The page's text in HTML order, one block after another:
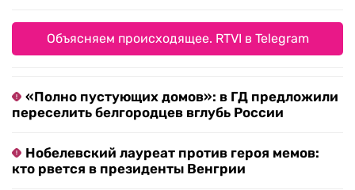
Объясняем происходящее. RTVI в Telegram
«Полно пустующих домов»: в ГД предложили
переселить белгородцев вглубь России
Нобелевский лауреат против героя мемов:
кто рвется в президенты Венгрии